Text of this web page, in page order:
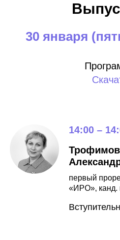
30 января
14:00 –
первый
«ИРО», канд.